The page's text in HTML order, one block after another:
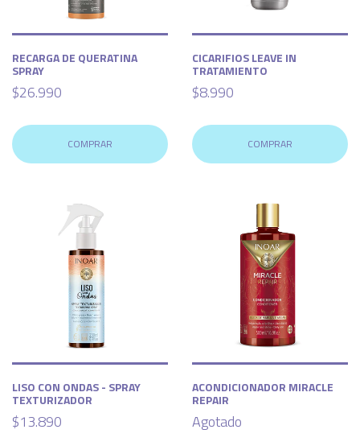
RECARGA DE QUERATINA
SPRAY
$26.990
COMPRAR
CICARIFIOS LEAVE IN
TRATAMIENTO
$8.990
COMPRAR
LISO CON ONDAS - SPRAY
TEXTURIZADOR
$13.890
ACONDICIONADOR MIRACLE
REPAIR
Agotado